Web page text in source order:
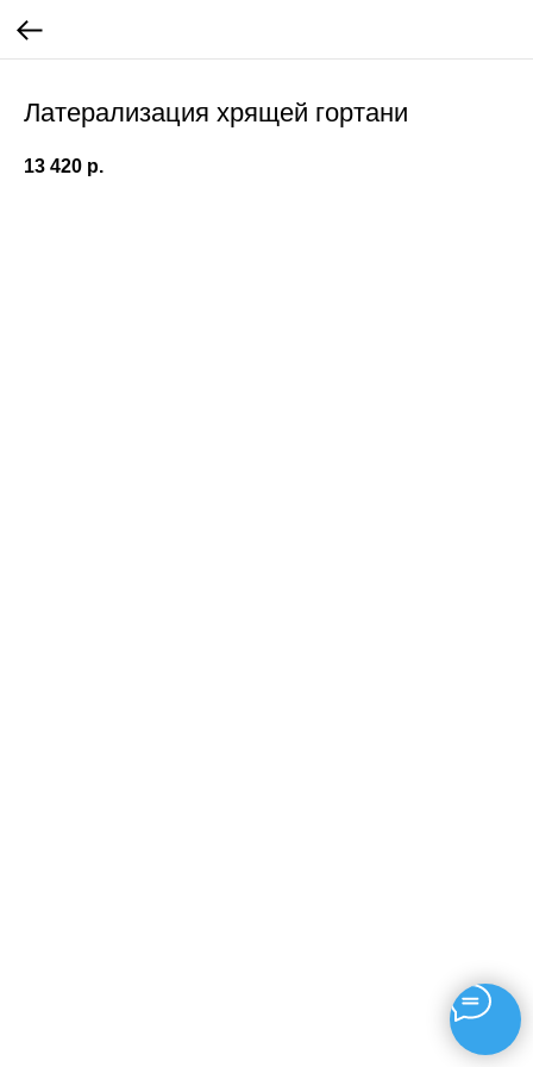
Латерализация хрящей гортани
13 420 р.